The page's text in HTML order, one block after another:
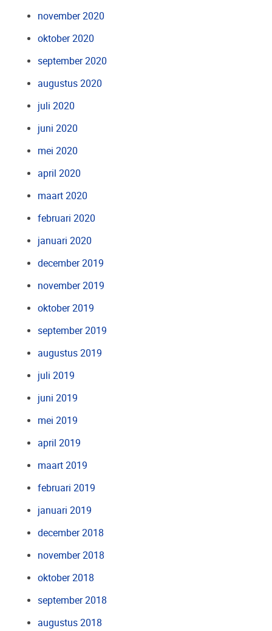
november 2020
oktober 2020
september 2020
augustus 2020
juli 2020
juni 2020
mei 2020
april 2020
maart 2020
februari 2020
januari 2020
december 2019
november 2019
oktober 2019
september 2019
augustus 2019
juli 2019
juni 2019
mei 2019
april 2019
maart 2019
februari 2019
januari 2019
december 2018
november 2018
oktober 2018
september 2018
augustus 2018